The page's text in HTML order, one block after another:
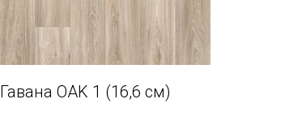
Гавана OAK 1 (16,6 см)